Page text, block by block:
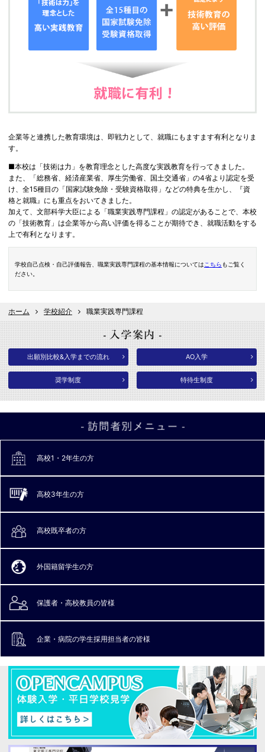
企業等と連携した教育環境は、即戦力として、就職にもますます有利となりま
す。
■本校は「技術は力」を教育理念とした高度な実践教育を行ってきました。
また、「総務省、経済産業省、厚生労働省、国土交通省」の4省より認定を受
け、全15種目の「国家試験免除・受験資格取得」などの特典を生かし、『資
格と就職』にも重点をおいてきました。
加えて、文部科学大臣による「職業実践専門課程」の認定があることで、本校
の「技術教育」は企業等から高い評価を得ることが期待でき、就職活動をする
上で有利となります。
学校自己点検・自己評価報告、職業実践専門課程の基本情報については こちら もご覧く
ださい。
ホーム 学校紹介 職業実践専門課程
出願別比較&入学までの流れ AO入学
奨学制度 特待生制度
高校1・2年生の方
高校3年生の方
高校既卒者の方
外国籍留学生の方
保護者・高校教員の皆様
企業・病院の学生採用担当者の皆様